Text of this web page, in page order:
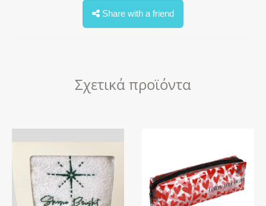
Share with a friend
Σχετικά προϊόντα